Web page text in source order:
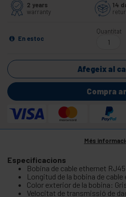
2 years
warranty
14
En estoc
Quantitat
Afegeix al
Compra
Més
Especificacions
Bobina de cable ethernet
Longitud de la bobina de
Color exterior de la bobina:
Velocitat de transmissió de